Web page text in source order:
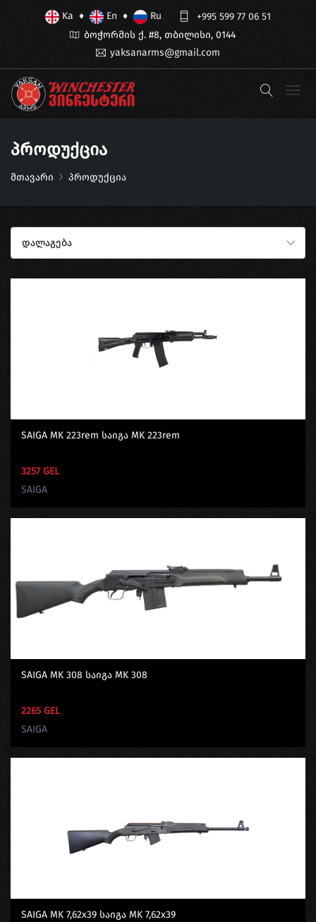
Ka ♦ En ♦ Ru
+995 599 77 06 51
ბოჭორმის ქ. #8, თბილისი, 0144
yaksanarms@gmail.com
Პროდუქცია
მთავარი პროდუქცია
SAIGA MK 223rem Საიგა MK 223rem
3257 GEL
SAIGA
SAIGA MK 308 Საიგა MK 308
2265 GEL
SAIGA
SAIGA MK 7,62x39 Საიგა MK 7,62x39